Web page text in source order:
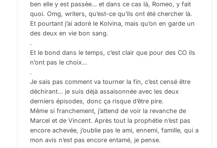
ben elle y est passée… et dans ce cas là, Romeo, y fait
quoi. Omg, writers, qu’est-ce qu’ils ont été chercher là.
Et pourtant j’ai adoré le Kolvina, mais qu’on en garde un
des deux en vie bon sang.
.
Et le bond dans le temps, c’est clair que pour des CO ils
n’ont pas le choix…
.
Je sais pas comment va tourner la fin, c’est censé être
déchirant… je suis déjà assaisonnée avec les deux
derniers épisodes, donc ça risque d’être pire.
Même si franchement, j’attend de voir la revanche de
Marcel et de Vincent. Après tout la prophétie n’est pas
encore achevée, j’oublie pas le ami, ennemi, famille, qui a
mon avis n’est pas encore entamé, je pense.